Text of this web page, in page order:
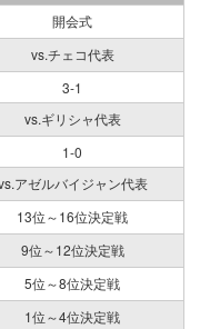
開会式
vs.チェコ代表
3-1
vs.ギリシャ代表
1-0
アゼルバイジャン代表
13位～16位決定戦
9位～12位決定戦
5位～8位決定戦
1位～4位決定戦